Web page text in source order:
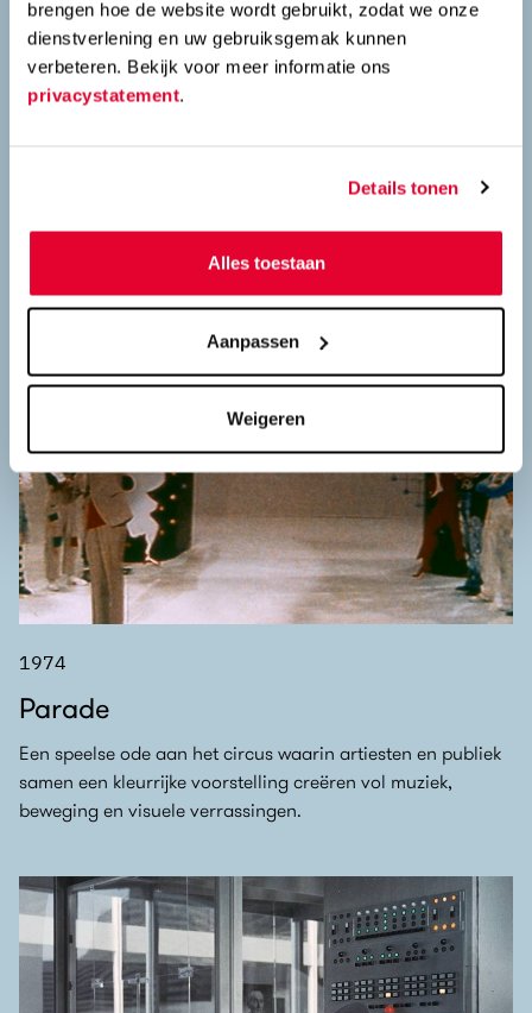
brengen hoe de website wordt gebruikt, zodat we onze
dienstverlening en uw gebruiksgemak kunnen
verbeteren. Bekijk voor meer informatie ons
privacystatement.
Details tonen
Alles toestaan
Aanpassen
Weigeren
Mon Oncle
1958
spontaniteit en menselijkheid zich niet laten organiseren.
Parade
1974
Een speelse ode aan het circus waarin artiesten en publiek
samen een kleurrijke voorstelling creëren vol muziek,
beweging en visuele verrassingen.